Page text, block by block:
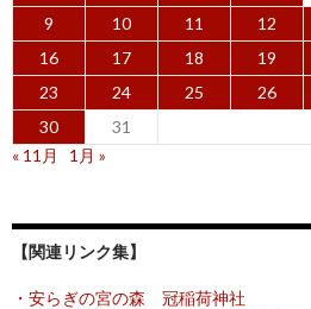
9 10 11 12
16
17 18 19
23
24 25 26
30
31
« 11月
1月 »
【関連リンク集】
・安らぎの宮の森 冠稲荷神社